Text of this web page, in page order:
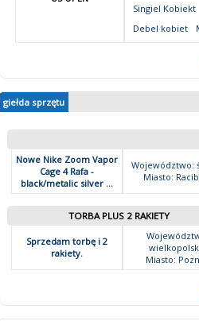
Singiel Kobiekt
Debel kobiet
giełda sprzętu
Nowe Nike Zoom Vapor
Cage 4 Rafa -
black/metalic silver ...
Województwo:
Miasto:
TORBA PLUS 2 RAKIETY
Sprzedam torbę i 2
rakiety.
Miasto: